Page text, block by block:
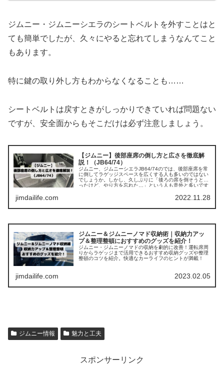
ジムニー・ジムニーシエラのシートベルトを外すことはと
ても簡単でしたが、久々にやると忘れてしまうなんてこと
もあります。
特に鍵の取り外し方もわからなくなることも……
シートベルトは戻すときがしっかりできていれば問題ない
ですが、安全面からもそこだけは必ず注意しましょう。
【ジムニー】後部座席の倒し方と広さを徹底解
説！（JB64/74）
ジムニー、ジムニーシエラJB64/74のでは、後部座席を常
に倒してラゲッジスペースを広くする人も多いのではない
でしょうか。しかし、久しぶりに「後ろの席を倒そうと思
ったけど、やり方を忘れた…」という人も意外と多いです
jimdailife.com 2022.11.28
ジムニー＆ジムニーノマド収納術｜収納力アッ
プ＆整理整頓におすすめのグッズを紹介！
ジムニー・ジムニーノマドの収納を劇的に改善！運転席周
りからラゲッジまで活用できるおすすめ収納グッズや整理
整頓のコツを紹介。快適なカーライフのヒントが満載！
jimdailife.com 2023.02.05
ジムニー情報 魅力と工夫
スポンサーリンク